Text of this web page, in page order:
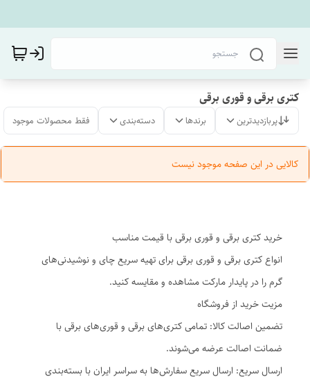
کتری برقی و قوری برقی
پربازدیدترین برندها دسته‌بندی فقط محصولات موجود
کالایی در این صفحه موجود نیست
خرید کتری برقی و قوری برقی با قیمت مناسب
انواع کتری برقی و قوری برقی برای تهیه سریع چای و نوشیدنی‌های
گرم را در پایدار مارکت مشاهده و مقایسه کنید.
مزیت خرید از فروشگاه
تضمین اصالت کالا: تمامی کتری‌های برقی و قوری‌های برقی با
ضمانت اصالت عرضه می‌شوند.
ارسال سریع: ارسال سریع سفارش‌ها به سراسر ایران با بسته‌بندی